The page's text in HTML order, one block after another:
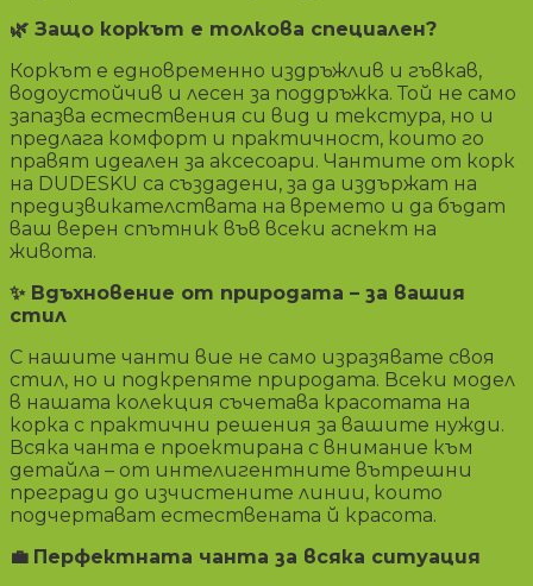
🌿 Защо коркът е толкова специален?
Коркът е едновременно издръжлив и гъвкав,
водоустойчив и лесен за поддръжка. Той не само
запазва естествения си вид и текстура, но и
предлага комфорт и практичност, които го
правят идеален за аксесоари. Чантите от корк
на DUDESKU са създадени, за да издържат на
предизвикателствата на времето и да бъдат
ваш верен спътник във всеки аспект на
живота.
✨Вдъхновение от природата – за вашия
стил
С нашите чанти вие не само изразявате своя
стил, но и подкрепяте природата. Всеки модел
в нашата колекция съчетава красотата на
корка с практични решения за вашите нужди.
Всяка чанта е проектирана с внимание към
детайла – от интелигентните вътрешни
прегради до изчистените линии, които
подчертават естествената й красота.
💼 Перфектната чанта за всяка ситуация